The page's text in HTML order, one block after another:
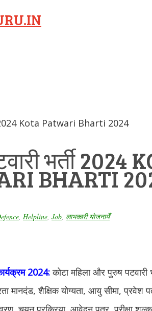
2024 Kota Patwari Bharti 2024
भर्ती 2024
BHARTI
Helpline Job लाभकारी योजनायेँ
2024:कोटा महिला और पुरुष
मानदंड, शैक्षिक योग्यता, आयु सीमा, प्रवेश